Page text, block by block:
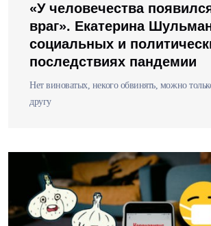
«У человечества
враг». Екатерина
социальных и
последствиях пандемии
Нет виноватых, некого обвинять, можно
другу